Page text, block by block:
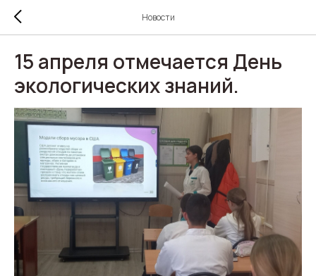
Новости
15 апреля отмечается День
экологических знаний.